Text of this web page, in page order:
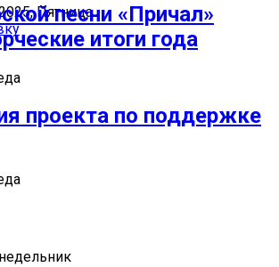
Пятница
песни «Причал»
итоги года
проекта по поддержке